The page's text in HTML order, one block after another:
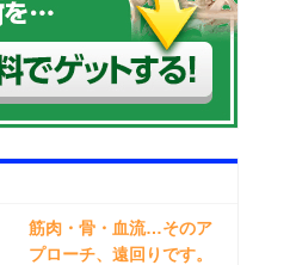
筋肉・骨・血流…そのア
プローチ、遠回りです。